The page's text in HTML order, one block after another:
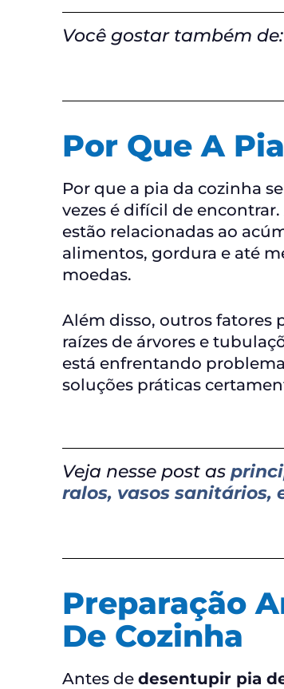
Você gostar também de:
Por Que A
Por que a pia da cozinha
vezes é difícil de
estão relacionadas ao
alimentos, gordura e até
moedas.
Além disso, outros
raízes de árvores e
está enfrentando
soluções práticas
Veja nesse post as
ralos, vasos sanitários,
Preparação
De Cozinha
Antes dedesentupir pia